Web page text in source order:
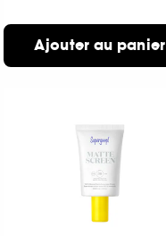
Ajouter au panier